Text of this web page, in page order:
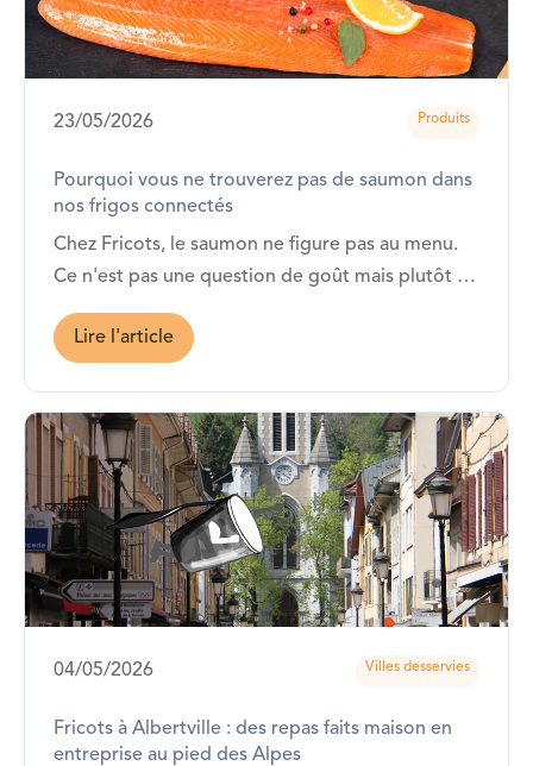
23/05/2026 Produits
Pourquoi vous ne trouverez pas de saumon dans
nos frigos connectés
Chez Fricots, le saumon ne figure pas au menu.
Ce n'est pas une question de goût mais plutôt de
cohérence avec ce que nous défendons depuis le
début.Lire l'article
04/05/2026 Villes desservies
Fricots à Albertville : des repas faits maison en
entreprise au pied des Alpes